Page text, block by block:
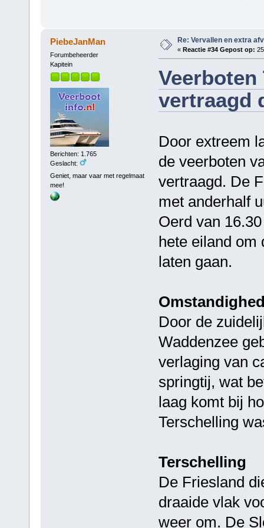
PiebeJanMan
Forumbeheerder
Kapitein
Berichten: 1.765
Geslacht:
Geniet, maar vaar met regelmaat
mee!
Re: Vervallen en extra
« Reactie #34 Gepost op:
vertraagd
Door extreem
de veerboten
vertraagd. De
met anderhalf
Oerd van
hete eiland om
laten gaan.
Door de
Waddenzee
verlaging van
springtij, wat
laag komt bij
Terschelling
Terschelling
De Friesland
draaide vlak
weer om. De